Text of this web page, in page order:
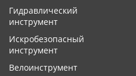
Гидравлический
инструмент
Искробезопасный
инструмент
Велоинструмент